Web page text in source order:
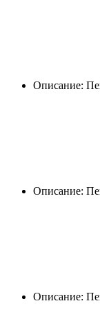
Описание:
Описание:
Описание: